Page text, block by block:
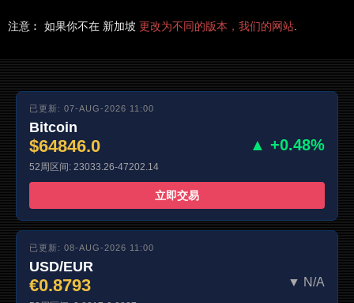
注意︰ 如果你不在 新加坡 更改为不同的版本，我们的网站
已更新: 07-AUG-2026 11:00
Bitcoin
$64846.0 ▲ +0.48%
52周区间: 23033.26-47202.14
立即交易
已更新: 08-AUG-2026 11:00
USD/EUR
€0.8793 ▼ N/A